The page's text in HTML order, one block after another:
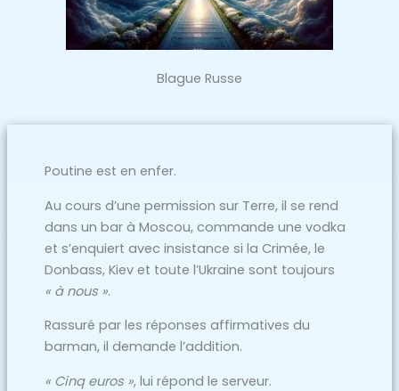
Blague Russe
Poutine est en enfer.
Au cours d’une permission sur Terre, il se rend
dans un bar à Moscou, commande une vodka
et s’enquiert avec insistance si la Crimée, le
Donbass, Kiev et toute l’Ukraine sont toujours
« à nous ».
Rassuré par les réponses affirmatives du
barman, il demande l’addition.
« Cinq euros », lui répond le serveur.